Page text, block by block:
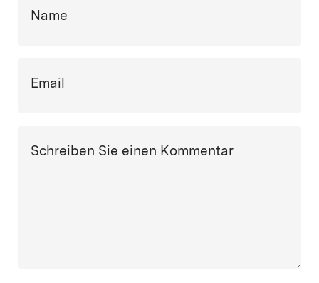
Name
Email
Schreiben Sie einen Kommentar